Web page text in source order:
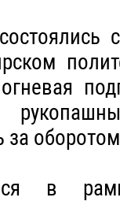
за
в